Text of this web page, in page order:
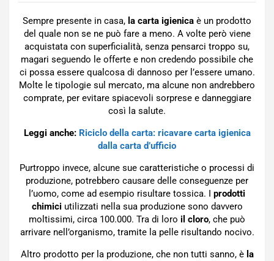
Sempre presente in casa, la carta igienica è un prodotto
del quale non se ne può fare a meno. A volte però viene
acquistata con superficialità, senza pensarci troppo su,
magari seguendo le offerte e non credendo possibile che
ci possa essere qualcosa di dannoso per l’essere umano.
Molte le tipologie sul mercato, ma alcune non andrebbero
comprate, per evitare spiacevoli sorprese e danneggiare
così la salute.
Leggi anche: Riciclo della carta: ricavare carta igienica
dalla carta d’ufficio
Purtroppo invece, alcune sue caratteristiche o processi di
produzione, potrebbero causare delle conseguenze per
l’uomo, come ad esempio risultare tossica. I prodotti
chimici utilizzati nella sua produzione sono davvero
moltissimi, circa 100.000. Tra di loro il cloro, che può
arrivare nell’organismo, tramite la pelle risultando nocivo.
Altro prodotto per la produzione, che non tutti sanno, è la